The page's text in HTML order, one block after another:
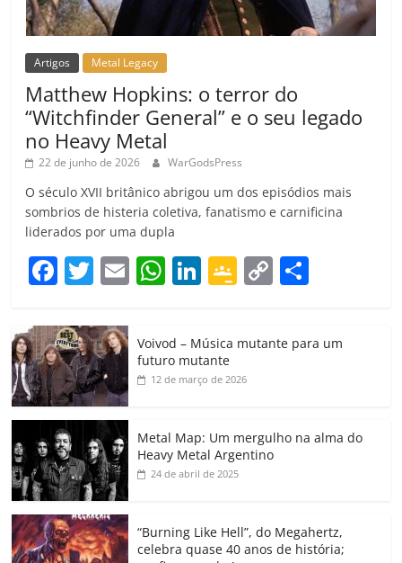
Artigos Metal Legacy
Matthew Hopkins: o terror do
“Witchfinder General” e o seu legado
no Heavy Metal
22 de junho de 2026 WarGodsPress
O século XVII britânico abrigou um dos episódios mais
sombrios de histeria coletiva, fanatismo e carnificina
liderados por uma dupla
F
c
e
b
o
o
k
T
itt
er
E
ai
W
at
s
A
p
Li
k
e
dI
G
gl
e
a
ss
o
C
y
k
p
h
Voivod – Música mutante para um
futuro mutante
12 de março de 2026
Metal Map: Um mergulho na alma do
Heavy Metal Argentino
24 de abril de 2025
“Burning Like Hell”, do Megahertz,
celebra quase 40 anos de história;